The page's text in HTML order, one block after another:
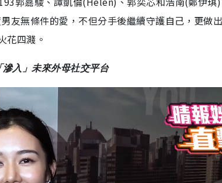
無條件的愛，不但分手後繼續守護自己，更做出
花四濺。
入」未來外母社交平台